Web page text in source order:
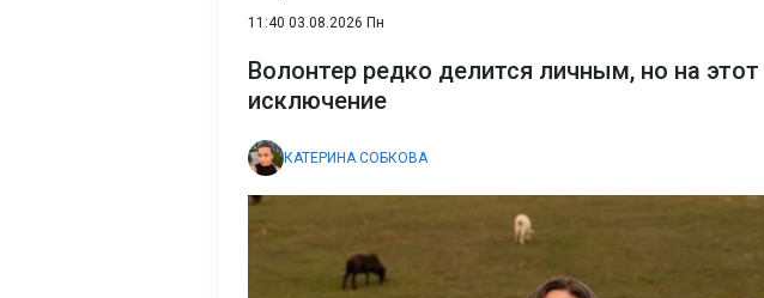
11:40 03.08.2026 Пн
Волонтер редко делится личным, но на
исключение
КАТЕРИНА СОБКОВА